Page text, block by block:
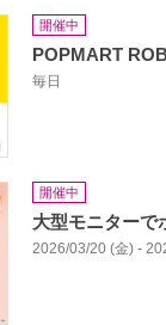
開催中
POPMART
毎日
開催中
大型モニターで
2026/03/20 (金) -